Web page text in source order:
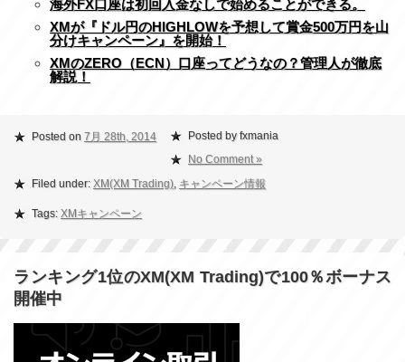
海外FX口座は初回入金なしで始めることができる。
XMが『ドル円のHIGHLOWを予想して賞金500万円を山
分けキャンペーン』を開始！
XMのZERO（ECN）口座ってどうなの？管理人が徹底
解説！
Posted on 7月 28th, 2014
Posted by fxmania
No Comment »
Filed under: XM(XM Trading), キャンペーン情報
Tags: XMキャンペーン
ランキング1位のXM(XM Trading)で100％ボーナス
開催中